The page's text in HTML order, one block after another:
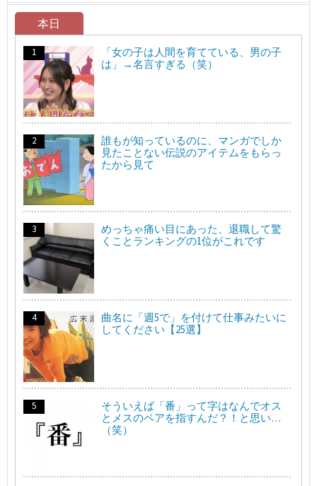
本日
「女の子は人間を育てている、男の子
は」→名言すぎる（笑）
誰もが知っているのに、マンガでしか
見たことない伝説のアイテムをもらっ
たから見て
めっちゃ痛い目にあった、退職して驚
くことランキングの1位がこれです
曲名に「週5で」を付けて仕事みたいに
してください【25選】
そういえば「番」って字はなんでオス
とメスのペアを指すんだ？！と思い…
（笑）